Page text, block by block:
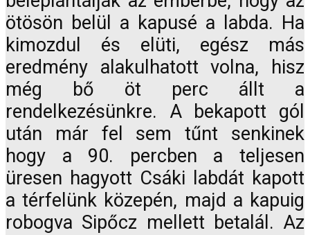
ötösön belül a kapusé a labda. Ha
kimozdul és elüti, egész más
eredmény alakulhatott volna, hisz
még bő öt perc állt a
rendelkezésünkre. A bekapott gól
után már fel sem tűnt senkinek
hogy a 90. percben a teljesen
üresen hagyott Csáki labdát kapott
a térfelünk közepén, majd a kapuig
robogva Sipőcz mellett betalál. Az